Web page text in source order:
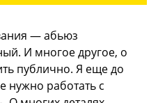
— абьюз
И многое другое, о
публично. Я еще до
нужно работать с